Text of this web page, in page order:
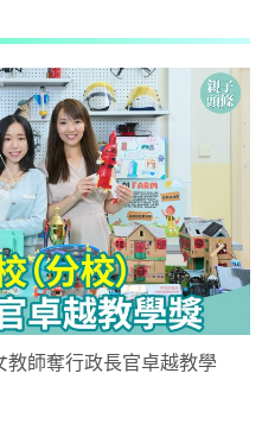
教師奪行政長官卓越教學